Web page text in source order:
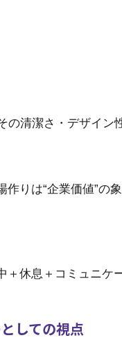
清潔さ・デザイン
りは“企業価値”の
休息＋コミュニケ
しての視点